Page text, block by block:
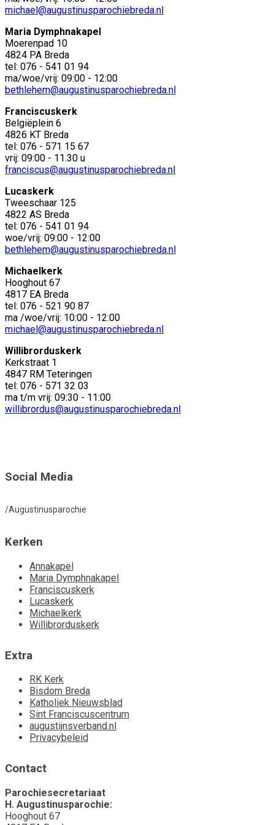
michael@augustinusparochiebreda.nl
Maria Dymphnakapel
Moerenpad 10
4824 PA Breda
tel: 076 - 541 01 94
ma/woe/vrij: 09:00 - 12:00
bethlehem@augustinusparochiebreda.nl
Franciscuskerk
Belgiëplein 6
4826 KT Breda
tel: 076 - 571 15 67
vrij: 09:00 - 11.30 u
franciscus@augustinusparochiebreda.nl
Lucaskerk
Tweeschaar 125
4822 AS Breda
tel: 076 - 541 01 94
woe/vrij: 09:00 - 12:00
bethlehem@augustinusparochiebreda.nl
Michaelkerk
Hooghout 67
4817 EA Breda
tel: 076 - 521 90 87
ma /woe/vrij: 10:00 - 12:00
michael@augustinusparochiebreda.nl
Willibrorduskerk
Kerkstraat 1
4847 RM Teteringen
tel: 076 - 571 32 03
ma t/m vrij: 09:30 - 11:00
willibrordus@augustinusparochiebreda.nl
Social Media
/Augustinusparochie
Kerken
Annakapel
Maria Dymphnakapel
Franciscuskerk
Lucaskerk
Michaelkerk
Willibrorduskerk
Extra
RK Kerk
Bisdom Breda
Katholiek Nieuwsblad
Sint Franciscuscentrum
augustijnsverband.nl
Privacybeleid
Contact
Parochiesecretariaat
H. Augustinusparochie:
Hooghout 67